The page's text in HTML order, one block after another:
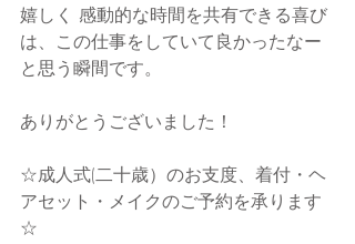
嬉しく 感動的な時間を共有できる喜び
は、この仕事をしていて良かったなー
と思う瞬間です。
ありがとうございました！
☆成人式(二十歳）のお支度、着付・ヘ
アセット・メイクのご予約を承ります
☆